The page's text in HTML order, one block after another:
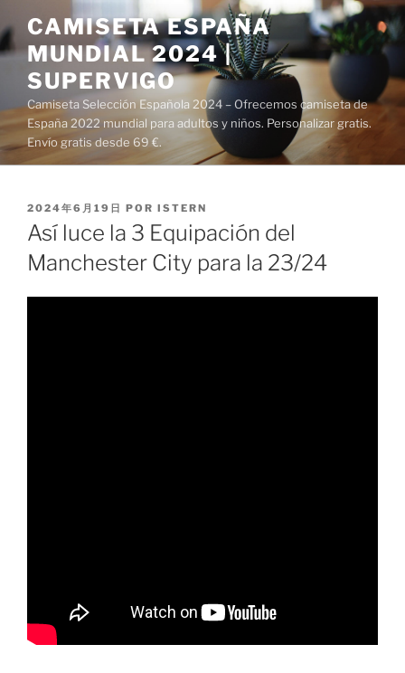
al
contenido
CAMISETA ESPAÑA
MUNDIAL 2024 |
SUPERVIGO
Camiseta Selección Española 2024 – Ofrecemos camiseta de
España 2022 mundial para adultos y niños. Personalizar gratis.
Envío gratis desde 69 €.
PUBLICADO
EL
2024年6月19日 POR ISTERN
Así luce la 3 Equipación del
Manchester City para la 23/24